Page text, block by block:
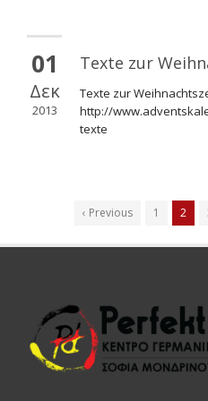
01
Δεκ
2013
Texte zur
Texte zur
http://
texte
‹ Previous 1 2